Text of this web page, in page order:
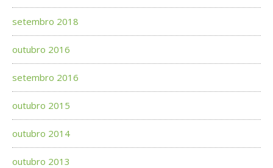
setembro 2018
outubro 2016
setembro 2016
outubro 2015
outubro 2014
outubro 2013